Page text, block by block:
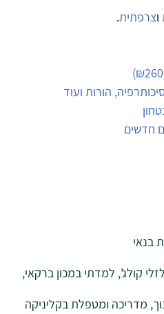
וצרפתית.
הורות ועוד
חדשים
בנאי
קולג', למדתי במכון ברקאי,
מדריכה ומטפלת בקליניקה